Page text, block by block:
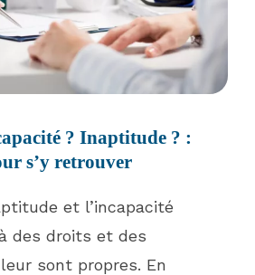
? Inaptitude ? :
s’y retrouver
et l’incapacité
des droits et des
sont propres. En